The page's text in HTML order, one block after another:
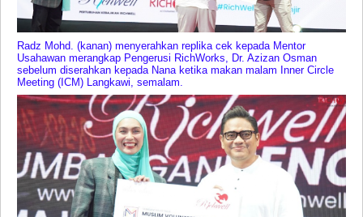
Radz Mohd. (kanan) menyerahkan replika cek kepada Mentor
Usahawan merangkap Pengerusi RichWorks, Dr. Azizan Osman
sebelum diserahkan kepada Nana ketika makan malam Inner Circle
Meeting (ICM) Langkawi, semalam.